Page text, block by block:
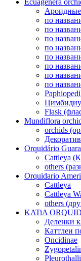
Ecuagenera
Ароидные
по
по
по
по
по
по
по
по
Flask
Mundiflora
orchids
Orquidário
Cattleya
others
Orquidario
Cattleya
Cattleya
others
KATiA
Деленки
Каттлеи
Oncidinae